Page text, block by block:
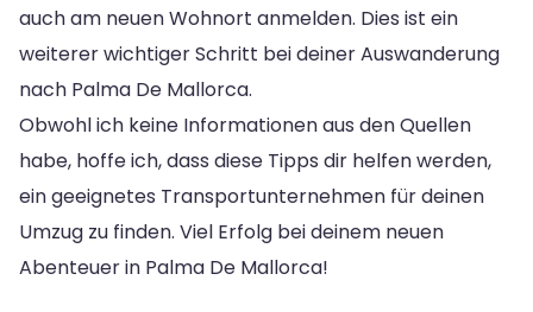
auch am neuen Wohnort anmelden. Dies ist ein
weiterer wichtiger Schritt bei deiner Auswanderung
nach Palma De Mallorca.
Obwohl ich keine Informationen aus den Quellen
habe, hoffe ich, dass diese Tipps dir helfen werden,
ein geeignetes Transportunternehmen für deinen
Umzug zu finden. Viel Erfolg bei deinem neuen
Abenteuer in Palma De Mallorca!